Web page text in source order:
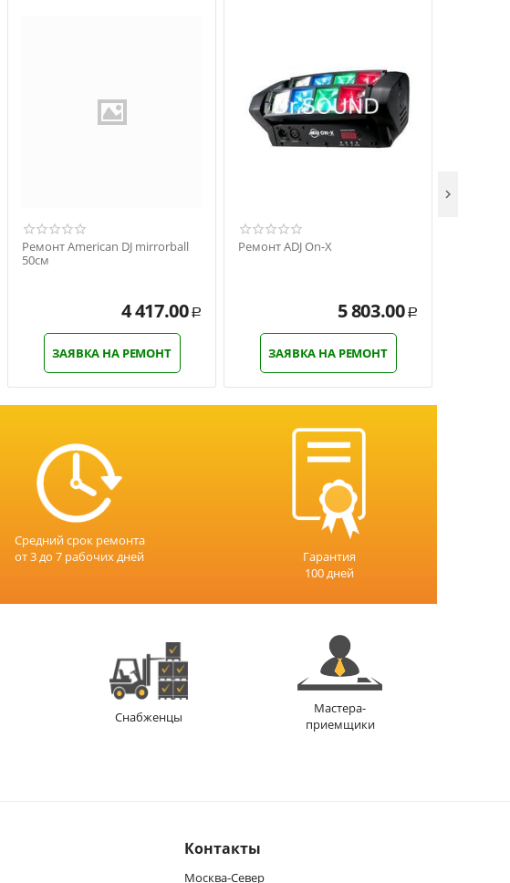
Ремонт American DJ mirrorball
50см
4 417.00 Р
ЗАЯВКА НА РЕМОНТ
Ремонт ADJ On-X
5 803.00 Р
ЗАЯВКА НА РЕМОНТ

Средний срок ремонта
от 3 до 7 рабочих дней
Гарантия
100 дней
Снабженцы
Мастера-
приемщики
Контакты
Москва-Север